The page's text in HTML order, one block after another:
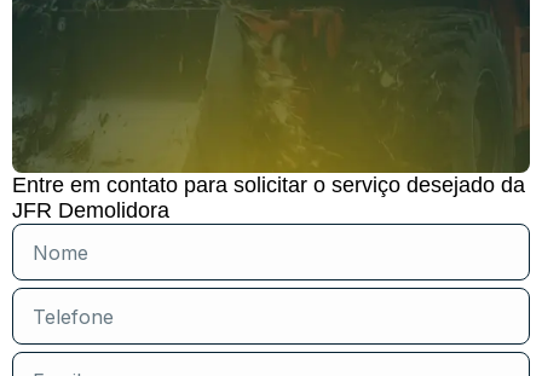
Entre em contato para solicitar o serviço desejado da
JFR Demolidora